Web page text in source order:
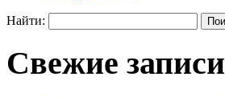
Найти:
Свежие записи